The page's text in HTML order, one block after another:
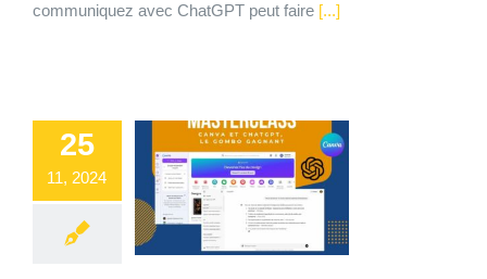
communiquez avec ChatGPT peut faire[...]
25
11, 2024